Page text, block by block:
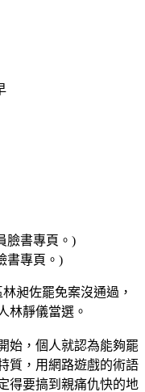
書專頁。)
昶佐罷免案沒通過，
林靜儀當選。
始，個人就認為能夠罷
質，用網路遊戲的術語
得要搞到親痛仇快的地